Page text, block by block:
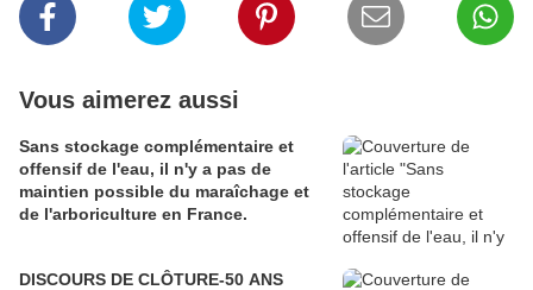
Vous aimerez aussi
Sans stockage complémentaire et
offensif de l'eau, il n'y a pas de
maintien possible du maraîchage et
de l'arboriculture en France.
DISCOURS DE CLÔTURE-50 ANS